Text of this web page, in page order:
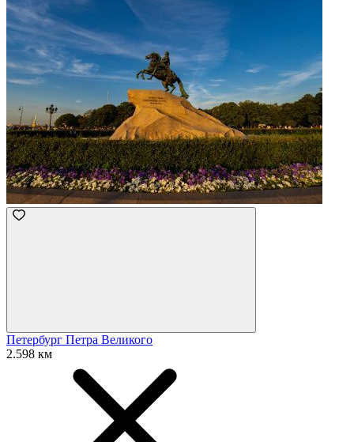
Петербург Петра Великого
2.598 км